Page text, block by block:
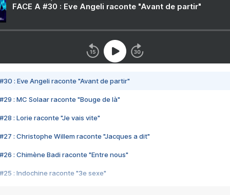
FACE A #30 : Eve Angeli raconte "Avant de partir"
#30 : Eve Angeli raconte "Avant de partir"
#29 : MC Solaar raconte "Bouge de là"
#28 : Lorie raconte "Je vais vite"
#27 : Christophe Willem raconte "Jacques a dit"
#26 : Chimène Badi raconte "Entre nous"
#25 : Indochine raconte "3e sexe"